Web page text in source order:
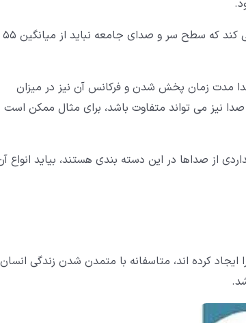
از طرفی آژانس حفاظت از محیط زیست ایالات متحده (EPA) توصیه می کند که سطح سر و صدای جامعه نباید از میانگین 55
مدت زمان پخش شدن و فرکانس آن نیز در میزان
نیز می تواند متفاوت باشد، برای مثال ممکن است
از صداها در این دسته بندی هستند، بیاید انواع
کرده اند، متاسفانه با متمدن شدن زندگی انسان